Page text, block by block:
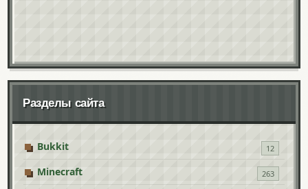
Разделы сайта
Bukkit 12
Minecraft 263